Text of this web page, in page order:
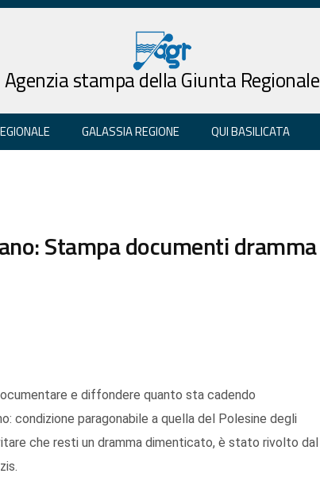
Agenzia stampa della Giunta Regionale
GALASSIA REGIONE QUI BASILICATA
Stampa documenti dramma
e diffondere quanto sta cadendo
condizione paragonabile a quella del Polesine degli
che resti un dramma dimenticato, è stato rivolto dal